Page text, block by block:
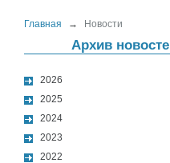
Главная → Новости
Архив
2026
2025
2024
2023
2022